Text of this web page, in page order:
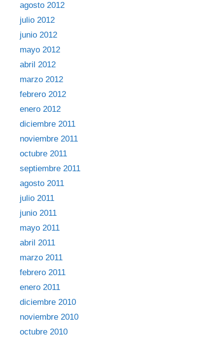
agosto 2012
julio 2012
junio 2012
mayo 2012
abril 2012
marzo 2012
febrero 2012
enero 2012
diciembre 2011
noviembre 2011
octubre 2011
septiembre 2011
agosto 2011
julio 2011
junio 2011
mayo 2011
abril 2011
marzo 2011
febrero 2011
enero 2011
diciembre 2010
noviembre 2010
octubre 2010